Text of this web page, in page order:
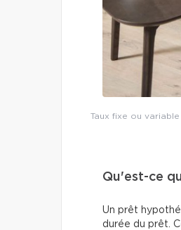
Taux fixe ou
Qu'est-ce
Un prêt
durée du prêt.